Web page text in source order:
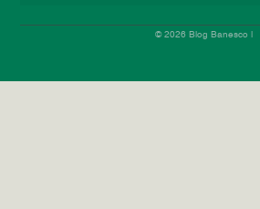
© 2026 Blog Banesco |